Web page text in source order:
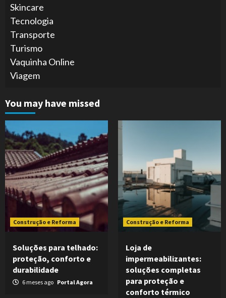
Skincare
Tecnologia
Transporte
Turismo
Vaquinha Online
Viagem
You may have missed
Construção e Reforma
Soluções para telhado:
proteção, conforto e
durabilidade
6 meses ago Portal Agora
Construção e Reforma
Loja de
impermeabilizantes:
soluções completas
para proteção e
conforto térmico